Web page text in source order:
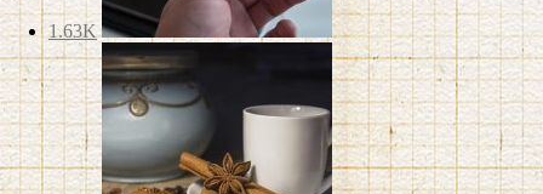
1.63K